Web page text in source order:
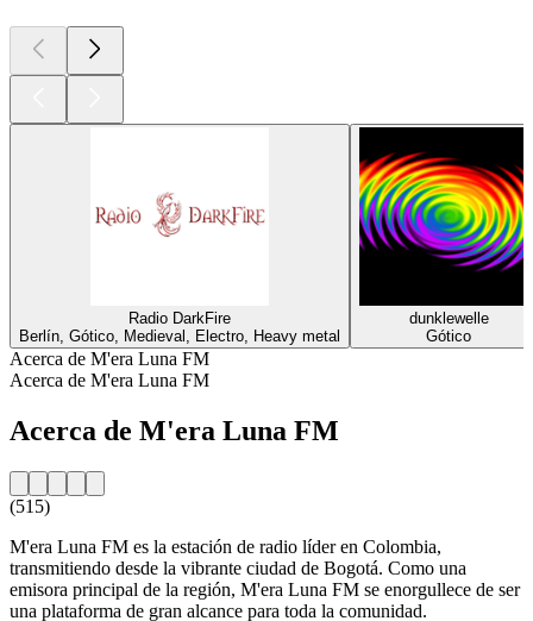
Radio DarkFire
Berlín, Gótico, Medieval, Electro, Heavy metal
dunklewelle
Gótico
Acerca de M'era Luna FM
Acerca de M'era Luna FM
Acerca de M'era Luna FM
(515)
M'era Luna FM es la estación de radio líder en Colombia,
transmitiendo desde la vibrante ciudad de Bogotá. Como una
emisora principal de la región, M'era Luna FM se enorgullece de ser
una plataforma de gran alcance para toda la comunidad.